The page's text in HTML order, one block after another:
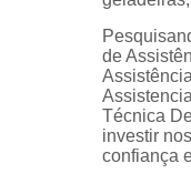
de
Técnica
investir
confiança